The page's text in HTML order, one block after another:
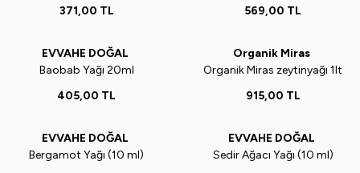
371,00 TL 569,00 TL
EVVAHE DOĞAL
Baobab Yağı 20ml
405,00 TL
Organik Miras
Organik Miras zeytinyağı 1lt
915,00 TL
EVVAHE DOĞAL
Bergamot Yağı (10 ml)
EVVAHE DOĞAL
Sedir Ağacı Yağı (10 ml)